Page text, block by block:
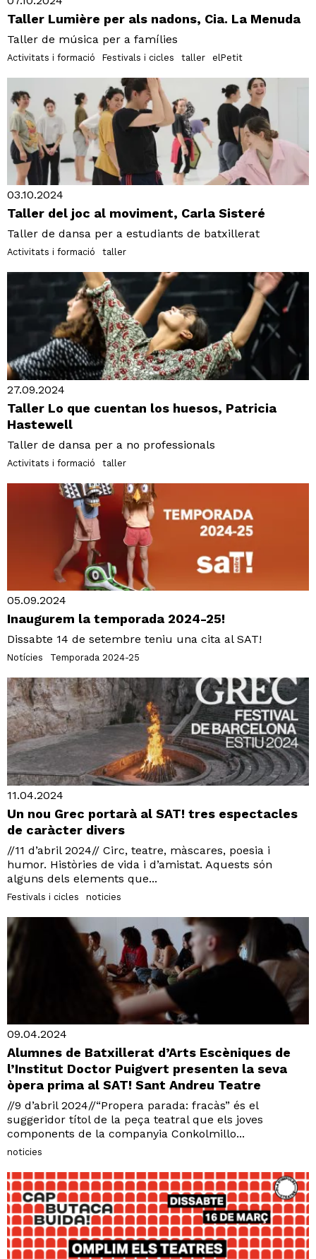
Taller Lumière per als nadons, Cia. La Menuda
Taller de música per a famílies
Activitats i formació Festivals i cicles taller elPetit
03.10.2024
Taller del joc al moviment, Carla Sisteré
Taller de dansa per a estudiants de batxillerat
Activitats i formació taller
27.09.2024
Taller Lo que cuentan los huesos, Patricia
Hastewell
Taller de dansa per a no professionals
Activitats i formació taller
05.09.2024
Inaugurem la temporada 2024-25!
Dissabte 14 de setembre teniu una cita al SAT!
Notícies Temporada 2024-25
11.04.2024
Un nou Grec portarà al SAT! tres espectacles
de caràcter divers
//11 d’abril 2024// Circ, teatre, màscares, poesia i
humor. Històries de vida i d’amistat. Aquests són
alguns dels elements que...
Festivals i cicles noticies
09.04.2024
Alumnes de Batxillerat d’Arts Escèniques de
l’Institut Doctor Puigvert presenten la seva
òpera prima al SAT! Sant Andreu Teatre
//9 d’abril 2024//“Propera parada: fracàs” és el
suggeridor títol de la peça teatral que els joves
components de la companyia Conkolmillo...
noticies